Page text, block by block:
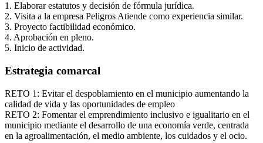
1. Elaborar estatutos y decisión de fórmula jurídica.
2. Visita a la empresa Peligros Atiende como experiencia similar.
3. Proyecto factibilidad económico.
4. Aprobación en pleno.
5. Inicio de actividad.
Estrategia comarcal
RETO 1: Evitar el despoblamiento en el municipio aumentando la
calidad de vida y las oportunidades de empleo
RETO 2: Fomentar el emprendimiento inclusivo e igualitario en el
municipio mediante el desarrollo de una economía verde, centrada
en la agroalimentación, el medio ambiente, los cuidados y el ocio.